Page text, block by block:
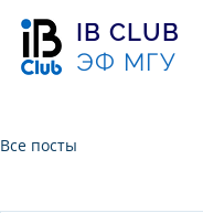
IB CLUB
ЭФ МГУ
Все посты